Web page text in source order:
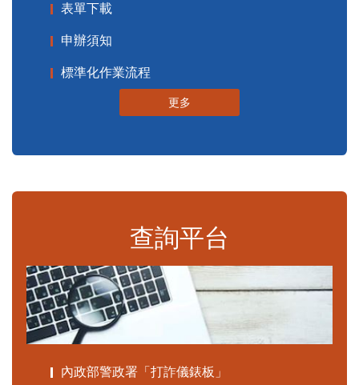
表單下載
申辦須知
標準化作業流程
更多
查詢平台
內政部警政署「打詐儀錶板」